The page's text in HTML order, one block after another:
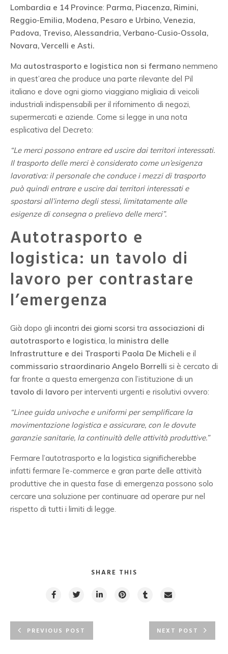
Lombardia e 14 Province: Parma, Piacenza, Rimini,
Reggio-Emilia, Modena, Pesaro e Urbino, Venezia,
Padova, Treviso, Alessandria, Verbano-Cusio-Ossola,
Novara, Vercelli e Asti.
Ma autostrasporto e logistica non si fermano nemmeno
in quest’area che produce una parte rilevante del Pil
italiano e dove ogni giorno viaggiano migliaia di veicoli
industriali indispensabili per il rifornimento di negozi,
supermercati e aziende. Come si legge in una nota
esplicativa del Decreto:
“Le merci possono entrare ed uscire dai territori interessati.
Il trasporto delle merci è considerato come un’esigenza
lavorativa: il personale che conduce i mezzi di trasporto
può quindi entrare e uscire dai territori interessati e
spostarsi all’interno degli stessi, limitatamente alle
esigenze di consegna o prelievo delle merci”.
Autotrasporto e
logistica: un tavolo di
lavoro per contrastare
l’emergenza
Già dopo gli incontri dei giorni scorsi tra associazioni di
autotrasporto e logistica, la ministra delle
Infrastrutture e dei Trasporti Paola De Micheli e il
commissario straordinario Angelo Borrelli si è cercato di
far fronte a questa emergenza con l’istituzione di un
tavolo di lavoro per interventi urgenti e risolutivi ovvero:
“Linee guida univoche e uniformi per semplificare la
movimentazione logistica e assicurare, con le dovute
garanzie sanitarie, la continuità delle attività produttive.”
Fermare l’autotrasporto e la logistica significherebbe
infatti fermare l’e-commerce e gran parte delle attività
produttive che in questa fase di emergenza possono solo
cercare una soluzione per continuare ad operare pur nel
rispetto di tutti i limiti di legge.
SHARE THIS
PREVIOUS POST NEXT POST